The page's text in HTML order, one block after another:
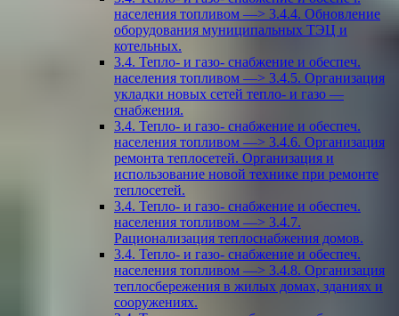
населения топливом —> 3.4.4. Обновление
оборудования муниципальных ТЭЦ и
котельных.
3.4. Тепло- и газо- снабжение и обеспеч.
населения топливом —> 3.4.5. Организация
укладки новых сетей тепло- и газо —
снабжения.
3.4. Тепло- и газо- снабжение и обеспеч.
населения топливом —> 3.4.6. Организация
ремонта теплосетей. Организация и
использование новой технике при ремонте
теплосетей.
3.4. Тепло- и газо- снабжение и обеспеч.
населения топливом —> 3.4.7.
Рационализация теплоснабжения домов.
3.4. Тепло- и газо- снабжение и обеспеч.
населения топливом —> 3.4.8. Организация
теплосбережения в жилых домах, зданиях и
сооружениях.